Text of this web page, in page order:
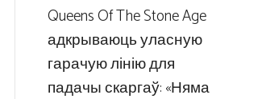
Queens Of The Stone Age
адкрываюць уласную
гарачую лінію для
падачы скаргаў: «Няма